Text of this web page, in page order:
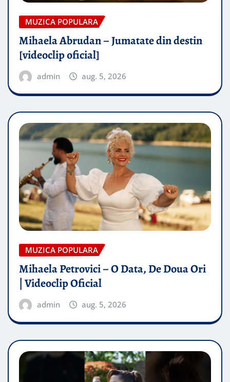
MUZICA POPULARA
Mihaela Abrudan – Jumatate din destin
[videoclip oficial]
admin aug. 5, 2026
MUZICA POPULARA
Mihaela Petrovici – O Data, De Doua Ori
| Videoclip Oficial
admin aug. 5, 2026